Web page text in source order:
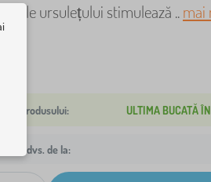
ale ursulețului stimulează ..mai
ULTIMA BUCATĂ
dvs. de la: